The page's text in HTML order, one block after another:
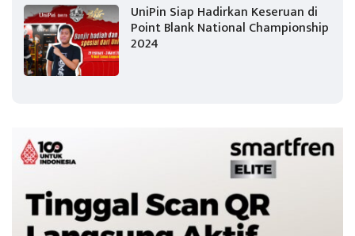
UniPin Siap Hadirkan Keseruan di
Point Blank National Championship
2024